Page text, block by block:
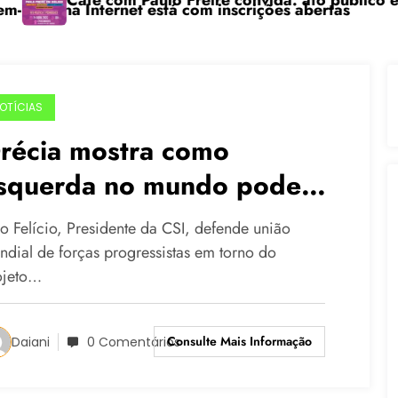
Internet está com inscrições abertas
mostra como
no mundo pode
ajustes fiscais
Felício, Presidente da CSI, defende união
de forças progressistas em torno do
Daiani 0 ComentáriosConsulte Mais Informação